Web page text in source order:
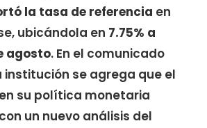
la tasa de referencia en
ubicándola en 7.75% a
agosto. En el comunicado
institución se agrega que el
su política monetaria
un nuevo análisis del